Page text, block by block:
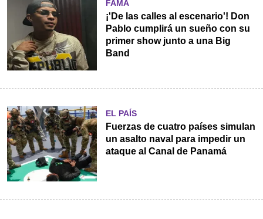
FAMA
¡'De las calles al escenario'! Don
Pablo cumplirá un sueño con su
primer show junto a una Big
Band
EL PAÍS
Fuerzas de cuatro países simulan
un asalto naval para impedir un
ataque al Canal de Panamá